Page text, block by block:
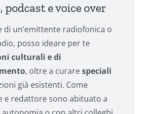
podcast e voice over
di un’emittente radiofonica o
posso ideare per te
culturali e di
, oltre a curarespeciali
già esistenti. Come
e redattore sono abituato a